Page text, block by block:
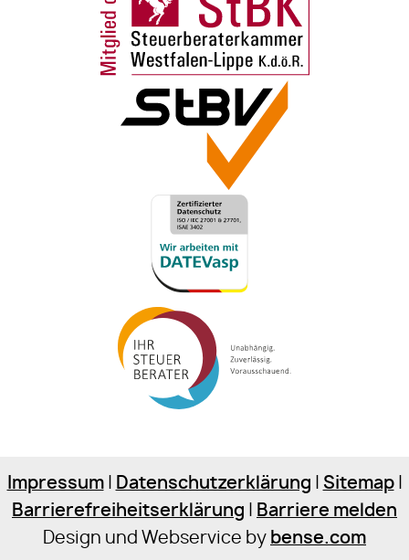
Impressum| Datenschutzerklärung Sitemap|
Barrierefreiheitserklärung
Barriere melden
Design und Webservice by bense.com